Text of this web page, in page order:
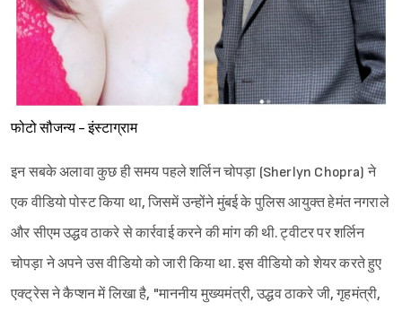
फोटो सौजन्य - इंस्टाग्राम
इन सबके अलावा कुछ ही समय पहले शर्लिन चोपड़ा (Sherlyn Chopra) ने
एक वीडियो पोस्ट किया था, जिसमें उन्होंने मुंबई के पुलिस आयुक्त हेमंत नगराले
और सीएम उद्धव ठाकरे से कार्रवाई करने की मांग की थी. ट्वीटर पर शर्लिन
चोपड़ा ने अपने उस वीडियो को जारी किया था. इस वीडियो को शेयर करते हुए
एक्ट्रेस ने कैप्शन में लिखा है, "माननीय मुख्यमंत्री, उद्धव ठाकरे जी, गृहमंत्री,